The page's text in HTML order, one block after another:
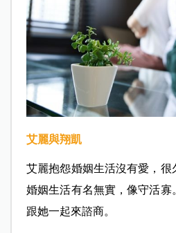
艾麗與翔凱
艾麗抱怨婚姻生活沒有愛，很
婚姻生活有名無實，像守活寡
跟她一起來諮商。